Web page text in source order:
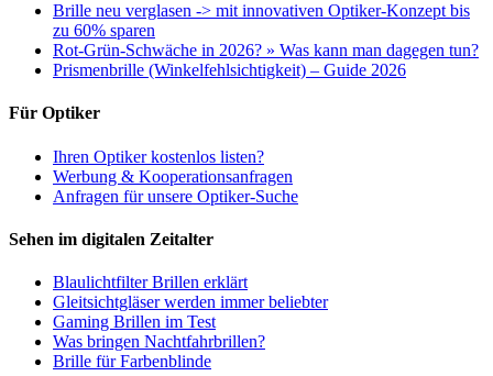
Brille neu verglasen -> mit innovativen Optiker-Konzept bis
zu 60% sparen
Rot-Grün-Schwäche in 2026? » Was kann man dagegen tun?
Prismenbrille (Winkelfehlsichtigkeit) – Guide 2026
Für Optiker
Ihren Optiker kostenlos listen?
Werbung & Kooperationsanfragen
Anfragen für unsere Optiker-Suche
Sehen im digitalen Zeitalter
Blaulichtfilter Brillen erklärt
Gleitsichtgläser werden immer beliebter
Gaming Brillen im Test
Was bringen Nachtfahrbrillen?
Brille für Farbenblinde